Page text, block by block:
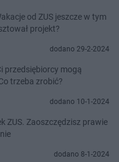
od ZUS jeszcze w tym
projekt?
dodano 29-2-2024
przedsiębiorcy mogą
trzeba zrobić?
dodano 10-1-2024
ZUS. Zaoszczędzisz prawie
dodano 8-1-2024